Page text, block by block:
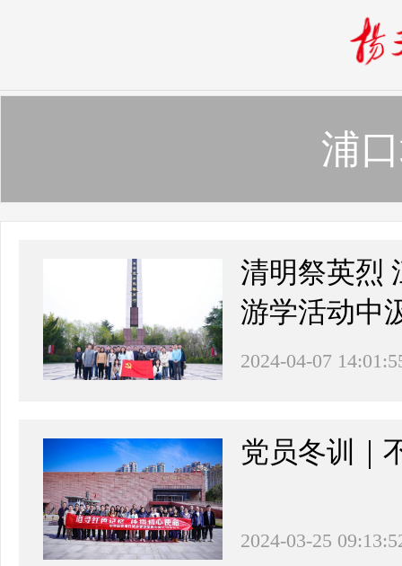
浦
清明祭英烈
游学活动中
2024-04-07
党员冬训｜
2024-03-25